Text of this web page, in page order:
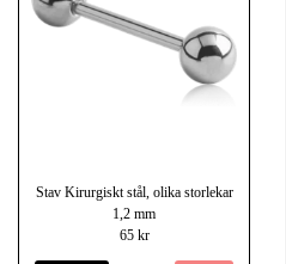
Stav Kirurgiskt stål, olika storlekar
1,2 mm
65 kr